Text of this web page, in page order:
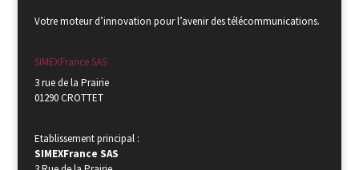
Votre moteur d’innovation pour l’avenir des télécommunications.
SIMEXFrance SAS
3 rue de la Prairie
01290 CROTTET
Etablissement principal :
SIMEXFrance SAS